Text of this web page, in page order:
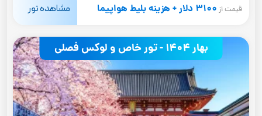
قیمت از 3100 دلار + هزینه بلیط هواپیما مشاهده تور
بهار 1404 - تور خاص و لوکس فصلی